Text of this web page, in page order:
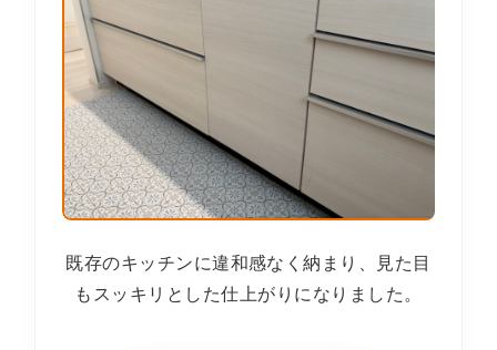
既存のキッチンに違和感なく納まり、見た目
もスッキリとした仕上がりになりました。